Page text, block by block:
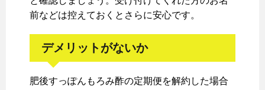
前などは控えておくとさらに安心です。
デメリットがないか
肥後すっぽんもろみ酢の定期便を解約した場合